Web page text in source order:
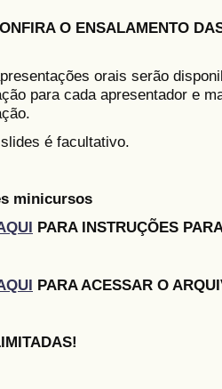
O ENSALAMENTO
orais serão
para cada apresentador e
é facultativo.
minicursos
PARA INSTRUÇÕES
PARA ACESSAR O